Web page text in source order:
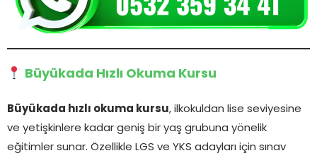
Büyükada Hızlı Okuma Kursu
Büyükada hızlı okuma kursu, ilkokuldan lise seviyesine
ve yetişkinlere kadar geniş bir yaş grubuna yönelik
eğitimler sunar. Özellikle LGS ve YKS adayları için sınav